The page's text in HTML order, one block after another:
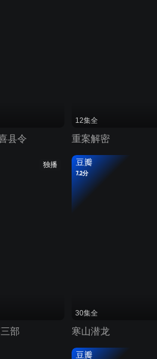
县令
12集全
重案解密
独播
部
豆瓣
7.2分
30集全
寒山潜龙
豆瓣